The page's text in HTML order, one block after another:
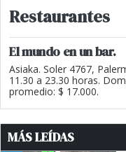
Restaurantes
El mundo en un bar.
Asiaka. Soler 4767,
11.30 a 23.30 horas.
promedio: $ 17.000.
MÁS LEÍDAS